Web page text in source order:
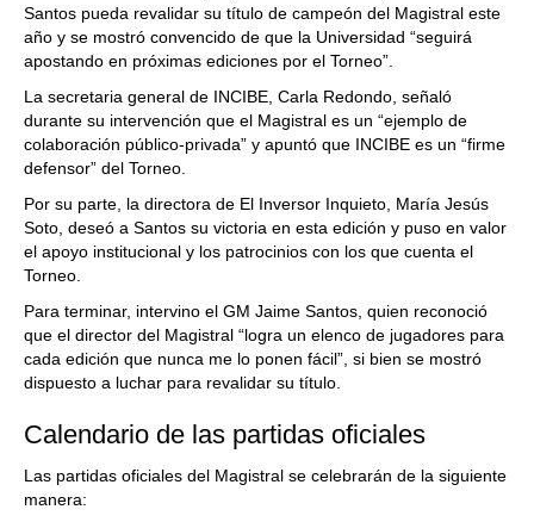
Santos pueda revalidar su título de campeón del Magistral este
año y se mostró convencido de que la Universidad “seguirá
apostando en próximas ediciones por el Torneo”.
La secretaria general de INCIBE, Carla Redondo, señaló
durante su intervención que el Magistral es un “ejemplo de
colaboración público-privada” y apuntó que INCIBE es un “firme
defensor” del Torneo.
Por su parte, la directora de El Inversor Inquieto, María Jesús
Soto, deseó a Santos su victoria en esta edición y puso en valor
el apoyo institucional y los patrocinios con los que cuenta el
Torneo.
Para terminar, intervino el GM Jaime Santos, quien reconoció
que el director del Magistral “logra un elenco de jugadores para
cada edición que nunca me lo ponen fácil”, si bien se mostró
dispuesto a luchar para revalidar su título.
Calendario de las partidas oficiales
Las partidas oficiales del Magistral se celebrarán de la siguiente
manera: